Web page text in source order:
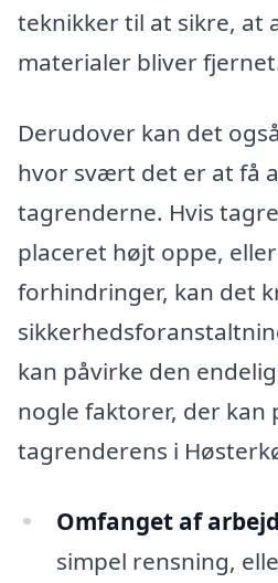
teknikker til at sikre, at
materialer bliver
Derudover kan det
hvor svært det er at få
tagrenderne. Hvis
placeret højt oppe,
forhindringer, kan det
kan påvirke den
nogle faktorer, der kan
tagrenderens i
Omfanget af
simpel rensning,